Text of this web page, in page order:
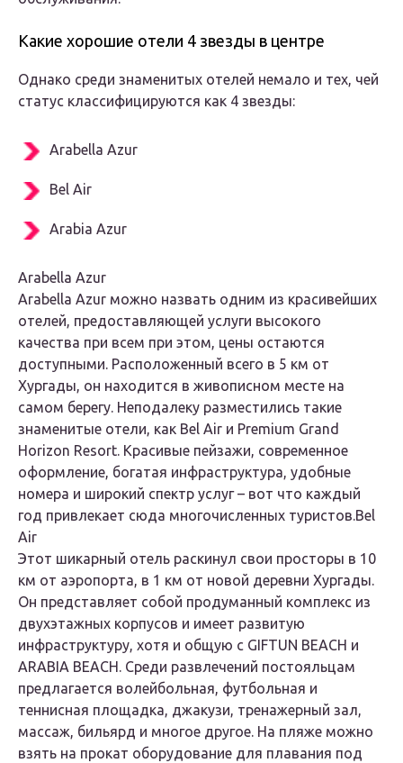
Какие хорошие отели 4 звезды в центре
Однако среди знаменитых отелей немало и тех, чей
статус классифицируются как 4 звезды:
Arabella Azur
Bel Air
Arabia Azur
Arabella Azur
Arabella Azur можно назвать одним из красивейших
отелей, предоставляющей услуги высокого
качества при всем при этом, цены остаются
доступными. Расположенный всего в 5 км от
Хургады, он находится в живописном месте на
самом берегу. Неподалеку разместились такие
знаменитые отели, как Bel Air и Premium Grand
Horizon Resort. Красивые пейзажи, современное
оформление, богатая инфраструктура, удобные
номера и широкий спектр услуг – вот что каждый
год привлекает сюда многочисленных туристов.Bel
Air
Этот шикарный отель раскинул свои просторы в 10
км от аэропорта, в 1 км от новой деревни Хургады.
Он представляет собой продуманный комплекс из
двухэтажных корпусов и имеет развитую
инфраструктуру, хотя и общую с GIFTUN BEACH и
ARABIA BEACH. Среди развлечений постояльцам
предлагается волейбольная, футбольная и
теннисная площадка, джакузи, тренажерный зал,
массаж, бильярд и многое другое. На пляже можно
взять на прокат оборудование для плавания под